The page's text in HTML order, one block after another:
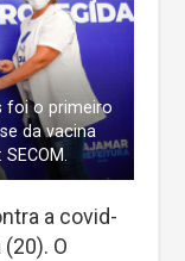
foi o primeiro
da vacina
a covid-
O